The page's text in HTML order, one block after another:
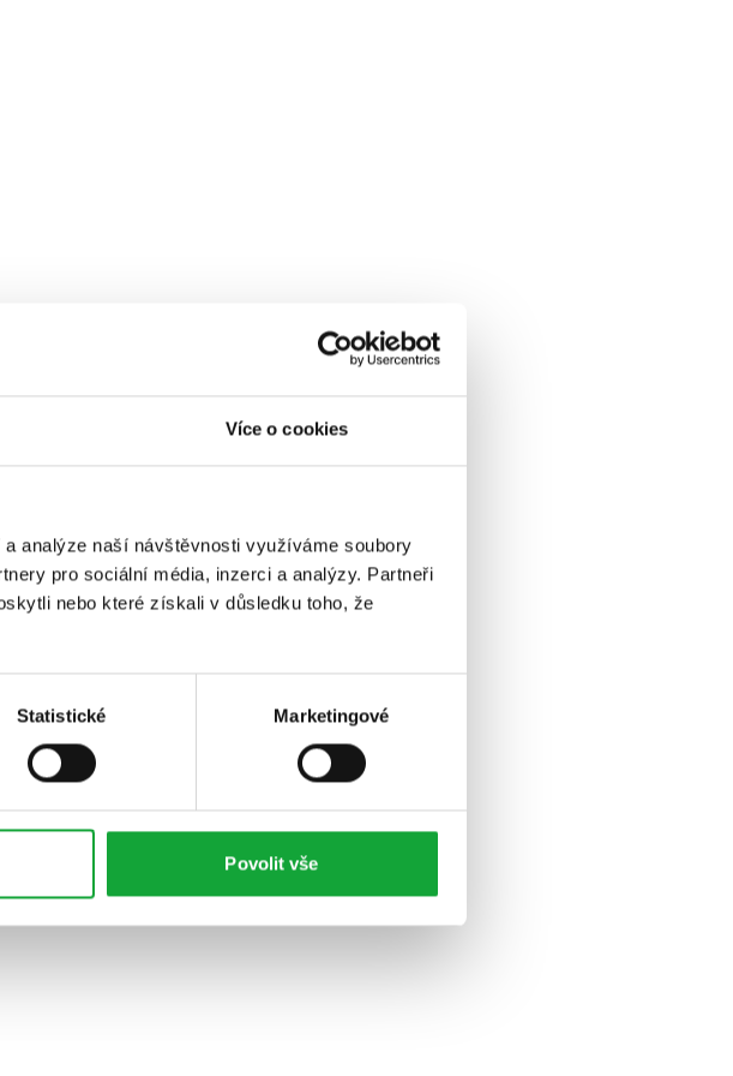
Více o cookies
analýze naší návštěvnosti využíváme soubory
pro sociální média, inzerci a analýzy. Partneři
nebo které získali v důsledku toho, že
Statistické Marketingové
Povolit vše